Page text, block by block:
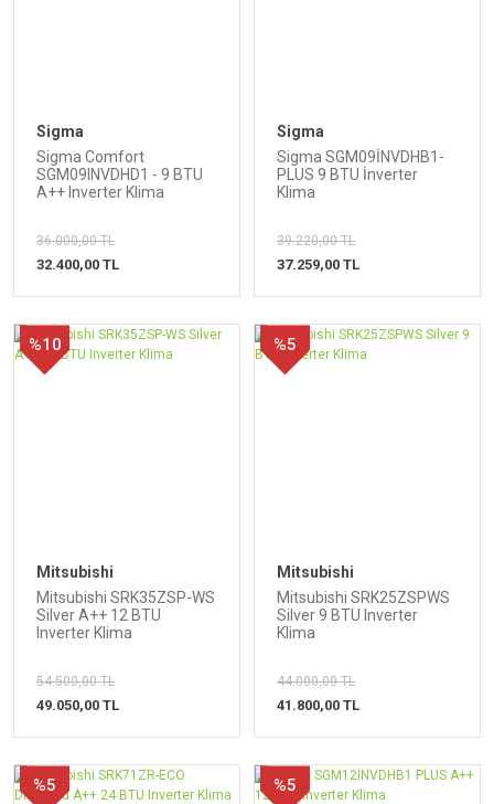
Sigma
Sigma Comfort
SGM09INVDHD1 - 9 BTU
A++ Inverter Klima
36.000,00 TL
32.400,00 TL
Sigma
Sigma SGM09İNVDHB1-
PLUS 9 BTU İnverter
Klima
39.220,00 TL
37.259,00 TL
%10
Mitsubishi
Mitsubishi SRK35ZSP-WS
Silver A++ 12 BTU
Inverter Klima
54.500,00 TL
49.050,00 TL
%5
Mitsubishi
Mitsubishi SRK25ZSPWS
Silver 9 BTU Inverter
Klima
44.000,00 TL
41.800,00 TL
%5 %5